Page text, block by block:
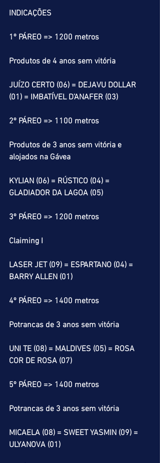
INDICAÇÕES
1º PÁREO => 1200 metros
Produtos de 4 anos sem vitória
JUÍZO CERTO (06) = DEJAVU DOLLAR
(01) = IMBATÍVEL D’ANAFER (03)
2º PÁREO => 1100 metros
Produtos de 3 anos sem vitória e
alojados na Gávea
KYLIAN (06) = RÚSTICO (04) =
GLADIADOR DA LAGOA (05)
3º PÁREO => 1200 metros
Claiming I
LASER JET (09) = ESPARTANO (04) =
BARRY ALLEN (01)
4º PÁREO => 1400 metros
Potrancas de 3 anos sem vitória
UNI TE (08) = MALDIVES (05) = ROSA
COR DE ROSA (07)
5º PÁREO => 1400 metros
Potrancas de 3 anos sem vitória
MICAELA (08) = SWEET YASMIN (09) =
ULYANOVA (01)